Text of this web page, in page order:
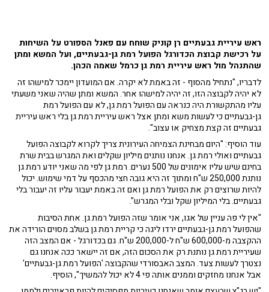
ראש עיריית גבעתיים רן קוניק שוחח עם פאנל הספורט על השיחות
על רכישת קבוצת הכדורגל הפועל רמת גן-גבעתיים, ועל המשא ומתן
שהתנהל מול ראש עיריית רמת גן כרמל שאמה הכהן.
לדבריו, "נתחיל מהסוף - זה באמת לא יקרה. אם המועדון יימכר למישהו זה
לא יהיה לקבוצה הזו, זה יהיה למישהו אחר. המשא ומתן שהיה שאני משעתי
עליו מהתקשורת היה כנראה עם הפועל רמת גן, לא עם הפועל רמת
גן-גבעתיים כי לעשות משא ומתן אצל ראש עיריית רמת גן בלי ראש עיריית
גבעתיים זה קצת מצחיק או עצוב".
עוד הוסיף: "היום מבחינת הצמיחה העירונית צריך לקרוא לקבוצה הפועל
גבעתיים ואולי רמת גן. אנחנו נותנים מיליון שקלים ואת המגרש בבית שרת
בחינם שיש עליו אימונים של 500 נערים. רמת גן לפי מה שאני יודע רמת גן
נותנת 250,000 ש"ח ומתוך זה היא גובה חצי מהכסף על דמי שימוש. יכול
להיות שרוצים רק את הפועל רמת גן ואם זה באמת יעבור עליו זה יעבור בלי
גבעתיים. בלי המיליון שקל ובלי המגרש".
"אין לי פה עניין של אגו, אני אומר שזה הפועל רמת גן. אחת הסיבות
שהפועל רמת גן-גבעתיים ירדו ליגה כי קריית רמת גן בשלב מסוים הורידה את
ההקצבה מ-600,000 ש"ח ל-200,000 ש"ח. גם בכדורגל - אם המצב הזה
שעיריית רמת גן נותנת רק את הסכום הזה, אם זה יישאר ככה אנחנו גם
נצטרך לעשות צעד. המצב האבסורדי שהקבוצה 'הפועל רמת גן-גבעתיים'
אבל אנחנו מחזקים וממנים אותה פי 4 לא יכול להמשיך", הוסיף.